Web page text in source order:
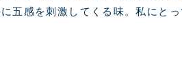
五感を刺激してくる味。私にとっ